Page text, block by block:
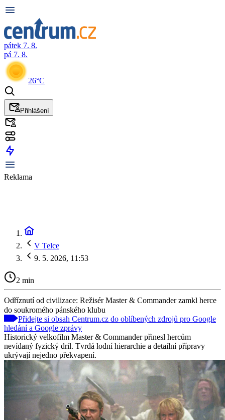
pátek 7. 8.
pá 7. 8.
26°C
Přihlášení
Reklama
V Telce
9. 5. 2026, 11:53
2 min
Odříznutí od civilizace: Režisér Master & Commander zamkl herce
do soukromého pánského klubu
Přidejte si obsah Centrum.cz do oblíbených zdrojů pro Google
hledání a Google zprávy
Historický velkofilm Master & Commander přinesl hercům
nevídaný fyzický dril. Tvrdá lodní hierarchie a detailní přípravy
ukrývají nejedno překvapení.